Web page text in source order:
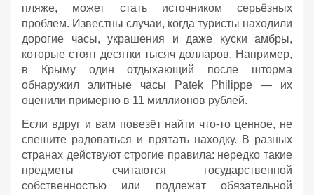
пляже, может стать источником серьёзных
проблем. Известны случаи, когда туристы находили
дорогие часы, украшения и даже куски амбры,
которые стоят десятки тысяч долларов. Например,
в Крыму один отдыхающий после шторма
обнаружил элитные часы Patek Philippe — их
оценили примерно в 11 миллионов рублей.
Если вдруг и вам повезёт найти что‑то ценное, не
спешите радоваться и прятать находку. В разных
странах действуют строгие правила: нередко такие
предметы считаются государственной
собственностью или подлежат обязательной